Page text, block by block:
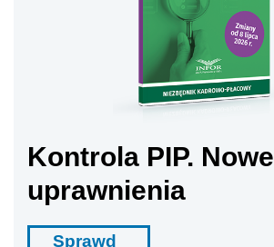
Kontrola PIP. Nowe
uprawnienia
Sprawd